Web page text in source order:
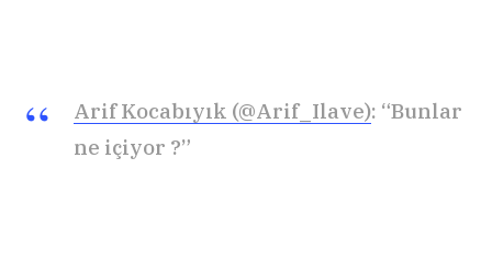
Arif Kocabıyık (@Arif_Ilave): “Bunlar
ne içiyor ?”